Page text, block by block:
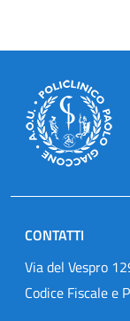
CONTATTI
Via del Vespro
Codice Fiscale e